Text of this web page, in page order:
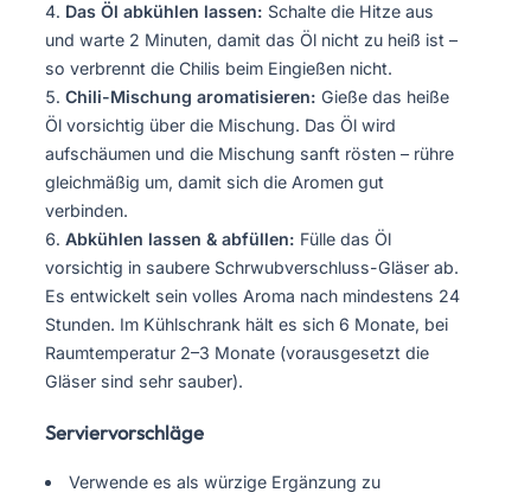
Das Öl abkühlen lassen: Schalte die Hitze aus
und warte 2 Minuten, damit das Öl nicht zu heiß ist –
so verbrennt die Chilis beim Eingießen nicht.
Chili-Mischung aromatisieren: Gieße das heiße
Öl vorsichtig über die Mischung. Das Öl wird
aufschäumen und die Mischung sanft rösten – rühre
gleichmäßig um, damit sich die Aromen gut
verbinden.
Abkühlen lassen & abfüllen: Fülle das Öl
vorsichtig in saubere Schrwubverschluss-Gläser ab.
Es entwickelt sein volles Aroma nach mindestens 24
Stunden. Im Kühlschrank hält es sich 6 Monate, bei
Raumtemperatur 2–3 Monate (vorausgesetzt die
Gläser sind sehr sauber).
Serviervorschläge
Verwende es als würzige Ergänzung zu